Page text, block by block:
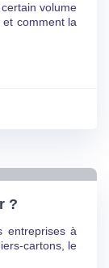
volume
comment la
?
entreprises à
cartons, le